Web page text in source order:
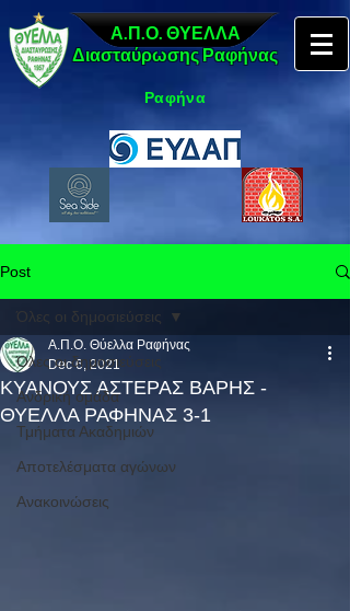
Α.Π.Ο. ΘΥΕΛΛΑ
Διασταύρωσης Ραφήνας
Ραφήνα
Post
Όλες οι δημοσιεύσεις
Ανδρική ομάδα
Τμήματα Ακαδημιών
Αποτελέσματα αγώνων
Ανακοινώσεις
Όλες οι δημοσιεύσεις
ΚΥΑΝΟΥΣ ΑΣΤΕΡΑΣ ΒΑΡΗΣ -
ΘΥΕΛΛΑ ΡΑΦΗΝΑΣ 3-1
Α.Π.Ο. Θύελλα Ραφήνας
Dec 6, 2021